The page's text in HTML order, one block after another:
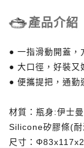
產品介紹
● 一指滑動開蓋，
● 大口徑，好裝又
● 便攜提把，通勤
材質：瓶身:伊士曼
Silicone矽膠條(耐
尺寸：